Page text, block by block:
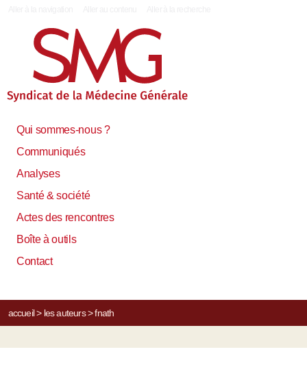
Qui sommes-nous ?
Communiqués
Analyses
Santé & société
Actes des rencontres
Boîte à outils
Contact
accueil> les auteurs> fnath